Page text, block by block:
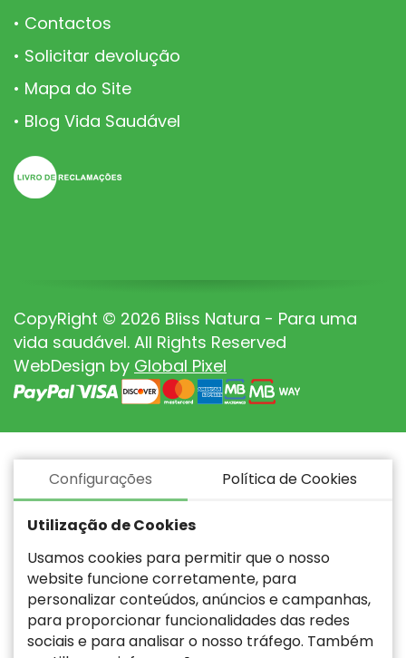
Contactos
Solicitar devolução
Mapa do Site
Blog Vida Saudável
CopyRight © 2026 Bliss Natura - Para uma
vida saudável. All Rights Reserved
WebDesign by Global Pixel
Configurações Política de Cookies
Utilização de Cookies
Usamos cookies para permitir que o nosso
website funcione corretamente, para
personalizar conteúdos, anúncios e campanhas,
para proporcionar funcionalidades das redes
sociais e para analisar o nosso tráfego. Também